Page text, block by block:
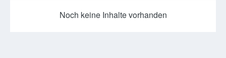
Noch keine Inhalte vorhanden